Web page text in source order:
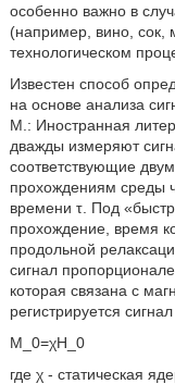
особенно важно в
(например, вино, сок,
технологическом
Известен способ
на основе анализа
М.: Иностранная
дважды измеряют
соответствующие
прохождениям среды
времени τ. Под
прохождение, время
продольной
сигнал
которая связана с
регистрируется
M_0=χH_0
где χ - статическая